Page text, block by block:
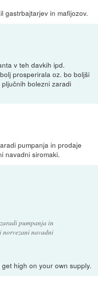
gastrbajtarjev in mafijozov.
v teh davkih ipd.
prosperirala oz. bo boljši
bolezni zaradi
pumpanja in prodaje
navadni siromaki.
pumpanja in
navadni
high on your own supply.